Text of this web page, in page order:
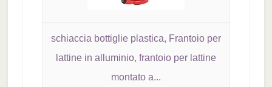
schiaccia bottiglie plastica, Frantoio per
lattine in alluminio, frantoio per lattine
montato a...